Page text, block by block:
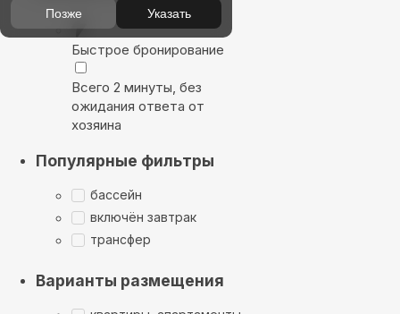
Быстрое бронирование
Всего 2 минуты, без
ожидания ответа от
хозяина
Популярные фильтры
бассейн
включён завтрак
трансфер
Варианты размещения
Позже Указать